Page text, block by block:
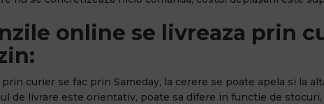
online se livreaza prin
prin curier se fac prin Sameday, la cerere se poate apela si la
de livrare este orientativ, poate sa difere in functie de